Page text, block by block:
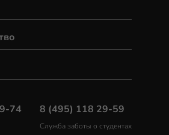
74 8 (495) 118 29-59
Служба заботы о студентах